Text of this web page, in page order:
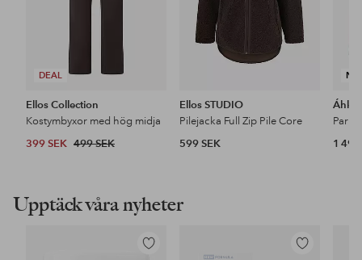
DEAL
Ellos Collection
Kostymbyxor med hög midja
399 SEK 499 SEK
Ellos STUDIO
Pilejacka Full Zip Pile Core
599 SEK
1 499
Upptäck våra nyheter
Lägg
Lägg